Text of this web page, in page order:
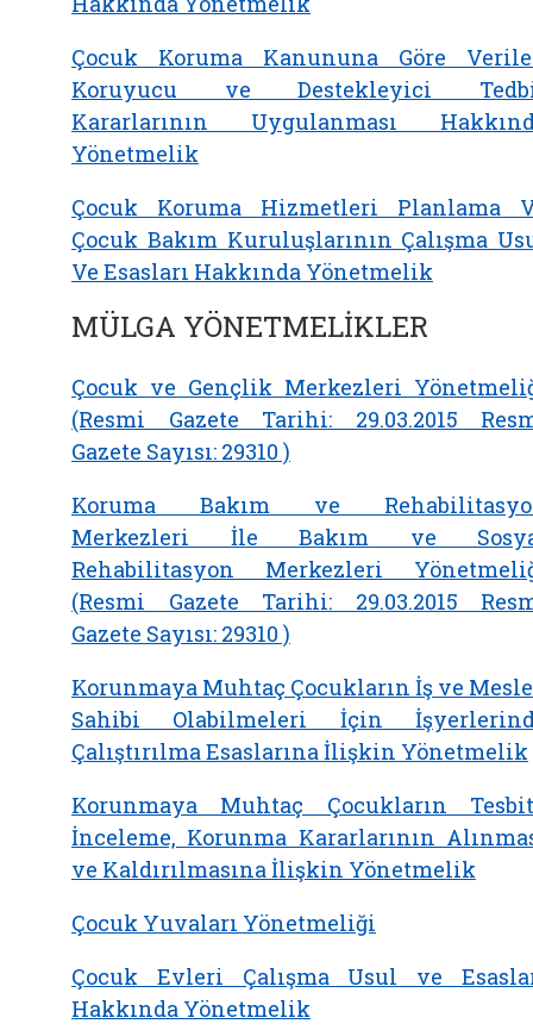
Çocuk Koruma Kanununa Göre
Koruyucu ve Destekleyici
Kararlarının Uygulanması
Yönetmelik
Çocuk Koruma Hizmetleri Planlama
Çocuk Bakım Kuruluşlarının Çalışma
Ve Esasları Hakkında Yönetmelik
MÜLGA YÖNETMELİKLER
Çocuk ve Gençlik Merkezleri
(Resmi Gazete Tarihi: 29.03.2015
Gazete Sayısı: 29310 )
Koruma Bakım ve
Merkezleri İle Bakım ve
Rehabilitasyon Merkezleri
(Resmi Gazete Tarihi: 29.03.2015
Gazete Sayısı: 29310 )
Korunmaya Muhtaç Çocukların İş ve
Sahibi Olabilmeleri İçin
Çalıştırılma Esaslarına İlişkin Yönetmelik
Korunmaya Muhtaç Çocukların
İnceleme, Korunma Kararlarının
ve Kaldırılmasına İlişkin Yönetmelik
Çocuk Yuvaları Yönetmeliği
Çocuk Evleri Çalışma Usul ve
Hakkında Yönetmelik